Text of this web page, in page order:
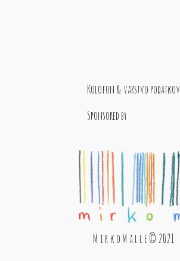
Kolofon & varstvo podatkov
Sponsored by
M i r k o M a l l e © 2021